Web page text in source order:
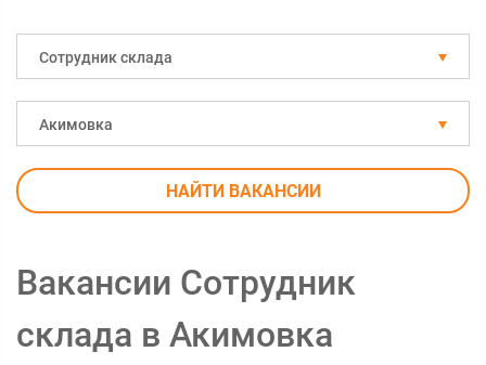
Сотрудник склада
Акимовка
НАЙТИ ВАКАНСИИ
Вакансии Сотрудник
склада в Акимовка